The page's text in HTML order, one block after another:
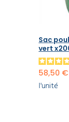
Sac
vert
58,50 €
l'unité